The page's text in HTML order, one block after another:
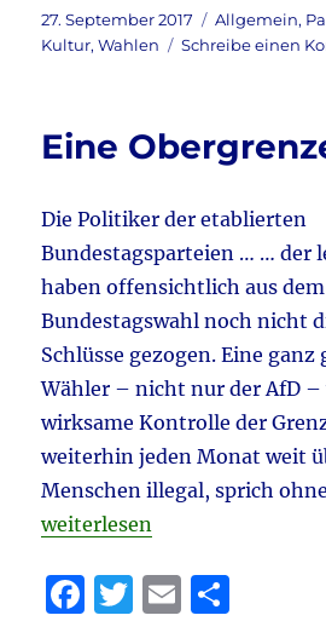
c
e
o
k
it
te
ai
l
le
n
Veröffentlicht
am
27. September 2017 Kategorien
Allgemein,
Kultur,Wahlen Schreibe einen
Eine
Die Politiker der etablierten
Bundestagsparteien … … der
haben offensichtlich aus
Bundestagswahl noch nicht
Schlüsse gezogen. Eine ganz
Wähler – nicht nur der AfD
wirksame Kontrolle der
weiterhin jeden Monat weit
Menschen illegal, sprich
„Eine Obergrenze?“
weiterlesen
F
T
E